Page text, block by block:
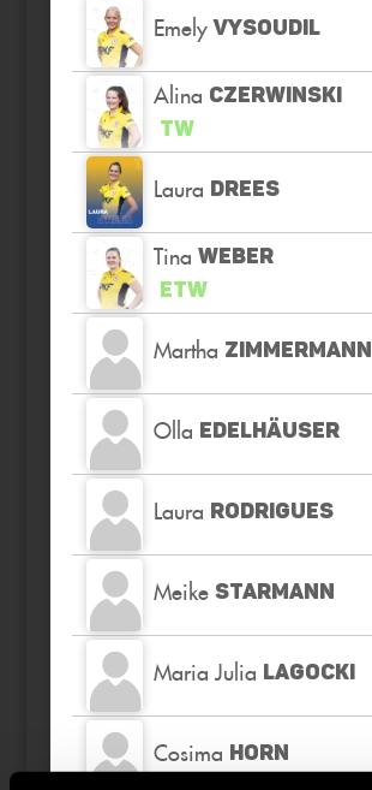
Emely VYSOUDIL
Alina CZERWINSKI
TW
Laura DREES
Tina WEBER
ETW
Martha ZIMMERMANN
Olla EDELHÄUSER
Laura RODRIGUES
Meike STARMANN
Maria Julia LAGOCKI
Cosima HORN